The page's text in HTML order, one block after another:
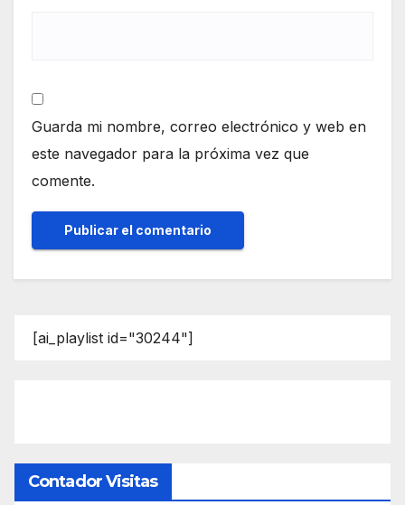
Guarda mi nombre, correo electrónico y web en
este navegador para la próxima vez que
comente.
[ai_playlist id="30244"]
Contador Visitas